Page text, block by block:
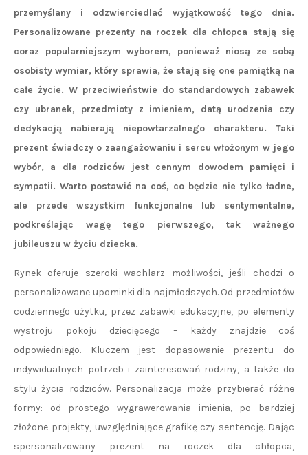
przemyślany i odzwierciedlać wyjątkowość tego dnia.
Personalizowane prezenty na roczek dla chłopca stają się
coraz popularniejszym wyborem, ponieważ niosą ze sobą
osobisty wymiar, który sprawia, że stają się one pamiątką na
całe życie. W przeciwieństwie do standardowych zabawek
czy ubranek, przedmioty z imieniem, datą urodzenia czy
dedykacją nabierają niepowtarzalnego charakteru. Taki
prezent świadczy o zaangażowaniu i sercu włożonym w jego
wybór, a dla rodziców jest cennym dowodem pamięci i
sympatii. Warto postawić na coś, co będzie nie tylko ładne,
ale przede wszystkim funkcjonalne lub sentymentalne,
podkreślając wagę tego pierwszego, tak ważnego
jubileuszu w życiu dziecka.
Rynek oferuje szeroki wachlarz możliwości, jeśli chodzi o
personalizowane upominki dla najmłodszych. Od przedmiotów
codziennego użytku, przez zabawki edukacyjne, po elementy
wystroju pokoju dziecięcego – każdy znajdzie coś
odpowiedniego. Kluczem jest dopasowanie prezentu do
indywidualnych potrzeb i zainteresowań rodziny, a także do
stylu życia rodziców. Personalizacja może przybierać różne
formy: od prostego wygrawerowania imienia, po bardziej
złożone projekty, uwzględniające grafikę czy sentencję. Dając
spersonalizowany prezent na roczek dla chłopca,